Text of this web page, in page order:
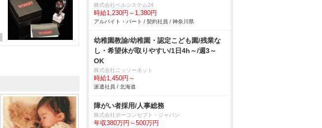
株式会社ベルシステム24
時給1,230円～1,380円
アルバイト・パート / 契約社員 / 神奈川県
幼稚園教諭/幼稚園・認定こども園/残業な
し・希望休が取りやすい/1日4h～/週3～
OK
株式会社ニッソーネット
時給1,450円～
派遣社員 / 北海道
障がい者採用/人事総務
株式会社ボーコンセプト・ジャパン
年収380万円～500万円